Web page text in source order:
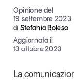
Opinioni
Dossier
Il Numero
Interviste
Video
Opinione del
19 settembre 2023
di Stefania Boleso
Aggiornata il
13 ottobre 2023
La